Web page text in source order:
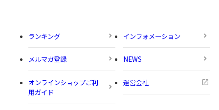
ランキング インフォメーション
メルマガ登録 NEWS
オンラインショップご利
用ガイド
運営会社